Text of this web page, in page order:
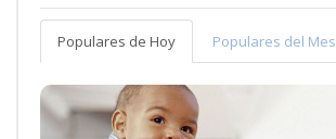
Populares de Hoy Populares del Mes